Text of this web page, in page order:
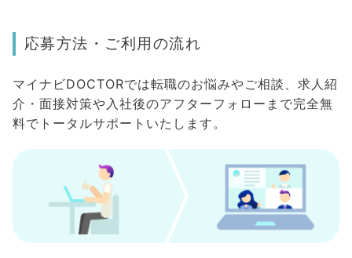
応募方法・ご利用の流れ
マイナビDOCTORでは転職のお悩みやご相談、求人紹
介・面接対策や入社後のアフターフォローまで完全無
料でトータルサポートいたします。